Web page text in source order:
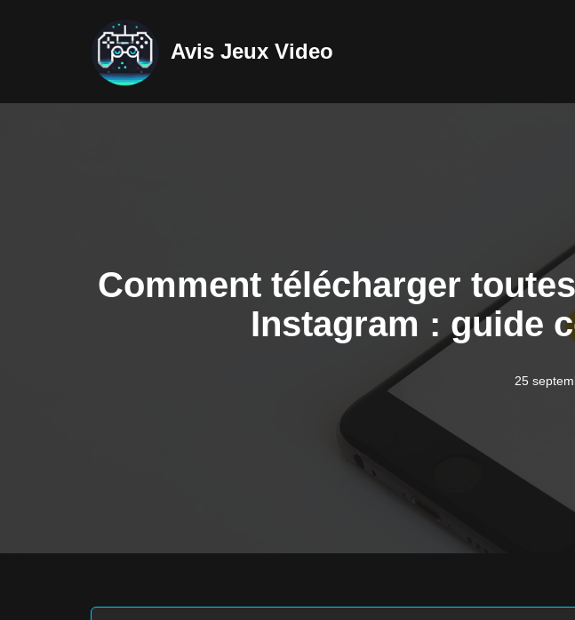
Avis Jeux Video
Comment télécharger
Instagram : guide
25